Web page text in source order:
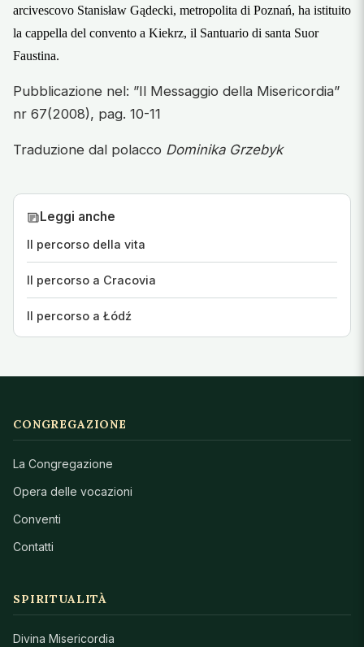
arcivescovo Stanisław Gądecki, metropolita di Poznań, ha istituito
la cappella del convento a Kiekrz, il Santuario di santa Suor
Faustina.
Pubblicazione nel: ”Il Messaggio della Misericordia”
nr 67(2008), pag. 10-11
Traduzione dal polacco Dominika Grzebyk
Leggi anche
Il percorso della vita
Il percorso a Cracovia
Il percorso a Łódź
CONGREGAZIONE
La Congregazione
Opera delle vocazioni
Conventi
Contatti
SPIRITUALITÀ
Divina Misericordia